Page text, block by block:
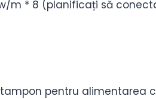
m * 8 (planificați să
pentru alimentarea